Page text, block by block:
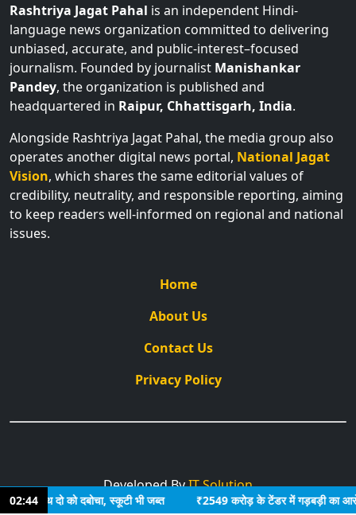
Rashtriya Jagat Pahal is an independent Hindi-
language news organization committed to delivering
unbiased, accurate, and public-interest–focused
journalism. Founded by journalist Manishankar
Pandey, the organization is published and
headquartered in Raipur, Chhattisgarh, India.
Alongside Rashtriya Jagat Pahal, the media group also
operates another digital news portal, National Jagat
Vision, which shares the same editorial values of
credibility, neutrality, and responsible reporting, aiming
to keep readers well-informed on regional and national
issues.
Home
About Us
Contact Us
Privacy Policy
02:44
साथ दो को दबोचा, स्कूटी भी जब्त ₹2549 करोड़ के टेंडर में गड़बड़ी का आरोप:
Developed ByIT Solution